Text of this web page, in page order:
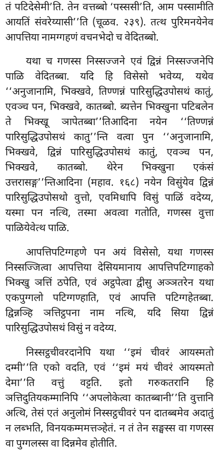
तं पटिदेसेमी’ति. तेन वत्तब्बो ‘पस्ससी’ति, आम पस्सामीति
आयतिं संवरेय्यासी’’ति (चूळव. २३९). तत्थ पुरिमनयेनेव
आपत्तिया नामग्गहणं वचनभेदो च वेदितब्बो.
यथा च गणस्स निस्सज्जने एवं द्विन्नं निस्सज्जनेपि
पाळि वेदितब्बा. यदि हि विसेसो भवेय्य, यथेव
‘‘अनुजानामि, भिक्खवे, तिण्णन्नं पारिसुद्धिउपोसथं कातुं,
एवञ्च पन, भिक्खवे, कातब्बो. ब्यत्तेन भिक्खुना पटिबलेन
ते भिक्खू ञापेतब्बा’’तिआदिना नयेन ‘‘तिण्णन्नं
पारिसुद्धिउपोसथं कातु’’न्ति वत्वा पुन ‘‘अनुजानामि,
भिक्खवे, द्विन्नं पारिसुद्धिउपोसथं कातुं, एवञ्च पन,
भिक्खवे, कातब्बो. थेरेन भिक्खुना एकंसं
उत्तरासङ्ग’’न्तिआदिना (महाव. १६८) नयेन विसुंयेव द्विन्नं
पारिसुद्धिउपोसथो वुत्तो, एवमिधापि विसुं पाळिं वदेय्य,
यस्मा पन नत्थि, तस्मा अवत्वा गतोति, गणस्स वुत्ता
पाळियेवेत्थ पाळि.
आपत्तिपटिग्गहणे पन अयं विसेसो, यथा गणस्स
निस्सज्जित्वा आपत्तिया देसियमानाय आपत्तिपटिग्गाहको
भिक्खु ञत्तिं ठपेति, एवं अट्ठपेत्वा द्वीसु अञ्ञतरेन यथा
एकपुग्गलो पटिग्गण्हाति, एवं आपत्ति पटिग्गहेतब्बा.
द्विन्नञ्हि ञत्तिट्ठपना नाम नत्थि, यदि सिया द्विन्नं
पारिसुद्धिउपोसथं विसुं न वदेय्य.
निस्सट्ठचीवरदानेपि यथा ‘‘इमं चीवरं आयस्मतो
दम्मी’’ति एको वदति, एवं ‘‘इमं मयं चीवरं आयस्मतो
देमा’’ति वत्तुं वट्टति. इतो गरुकतरानि हि
ञत्तिदुतियकम्मानिपि ‘‘अपलोकेत्वा कातब्बानी’’ति वुत्तानि
अत्थि, तेसं एतं अनुलोमं निस्सट्ठचीवरं पन दातब्बमेव अदातुं
न लब्भति, विनयकम्ममत्तञ्हेतं. न तं तेन सङ्घस्स वा गणस्स
वा पुग्गलस्स वा दिन्नमेव होतीति.